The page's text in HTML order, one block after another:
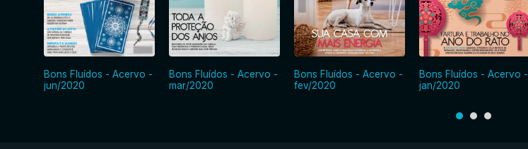
Bons Fluídos - Acervo -
jun/2020
Bons Fluídos - Acervo -
mar/2020
Bons Fluídos - Acervo -
fev/2020
Bons Fluídos - Acervo -
jan/2020